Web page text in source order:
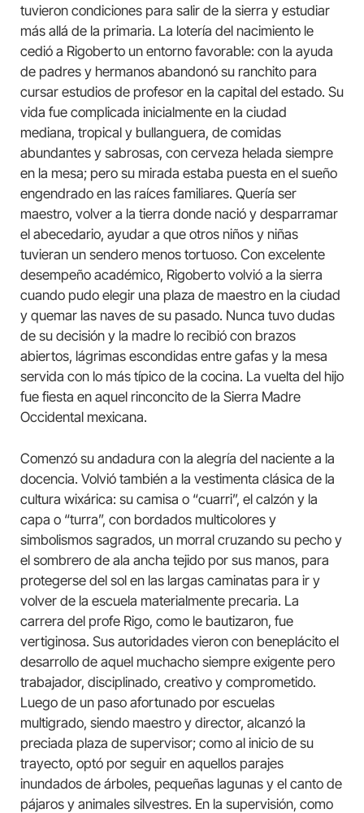
tuvieron condiciones para salir de la sierra y estudiar
más allá de la primaria. La lotería del nacimiento le
cedió a Rigoberto un entorno favorable: con la ayuda
de padres y hermanos abandonó su ranchito para
cursar estudios de profesor en la capital del estado. Su
vida fue complicada inicialmente en la ciudad
mediana, tropical y bullanguera, de comidas
abundantes y sabrosas, con cerveza helada siempre
en la mesa; pero su mirada estaba puesta en el sueño
engendrado en las raíces familiares. Quería ser
maestro, volver a la tierra donde nació y desparramar
el abecedario, ayudar a que otros niños y niñas
tuvieran un sendero menos tortuoso. Con excelente
desempeño académico, Rigoberto volvió a la sierra
cuando pudo elegir una plaza de maestro en la ciudad
y quemar las naves de su pasado. Nunca tuvo dudas
de su decisión y la madre lo recibió con brazos
abiertos, lágrimas escondidas entre gafas y la mesa
servida con lo más típico de la cocina. La vuelta del hijo
fue fiesta en aquel rinconcito de la Sierra Madre
Occidental mexicana.
Comenzó su andadura con la alegría del naciente a la
docencia. Volvió también a la vestimenta clásica de la
cultura wixárica: su camisa o “cuarri”, el calzón y la
capa o “turra”, con bordados multicolores y
simbolismos sagrados, un morral cruzando su pecho y
el sombrero de ala ancha tejido por sus manos, para
protegerse del sol en las largas caminatas para ir y
volver de la escuela materialmente precaria. La
carrera del profe Rigo, como le bautizaron, fue
vertiginosa. Sus autoridades vieron con beneplácito el
desarrollo de aquel muchacho siempre exigente pero
trabajador, disciplinado, creativo y comprometido.
Luego de un paso afortunado por escuelas
multigrado, siendo maestro y director, alcanzó la
preciada plaza de supervisor; como al inicio de su
trayecto, optó por seguir en aquellos parajes
inundados de árboles, pequeñas lagunas y el canto de
pájaros y animales silvestres. En la supervisión, como